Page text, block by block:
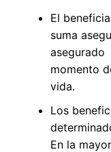
El
suma
asegurado
momento
vida.
Los
En la